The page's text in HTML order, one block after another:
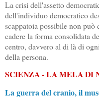
La crisi dell'assetto
dell'individuo democratico
scappatoia possibile non può
cadere la forma consolidata
centro, davvero al di là di
della persona.
SCIENZA - LA MELA DI
La guerra del cranio,il